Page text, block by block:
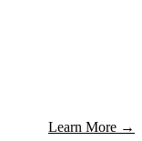
Learn More →